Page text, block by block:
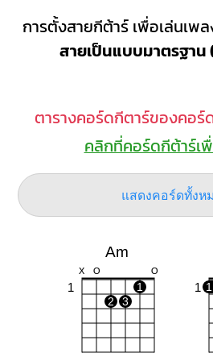
การตั้งสายกีต้าร์ เพื่อเล่นเพ
สายเป็นแบบมาตรฐาน
ตารางคอร์ดกีตาร์ของคอร์
คลิกที่คอร์ดกีต้าร์เ
แสดงคอร์ดทั้งห
Am
X O O
1
1
2
3
1 1